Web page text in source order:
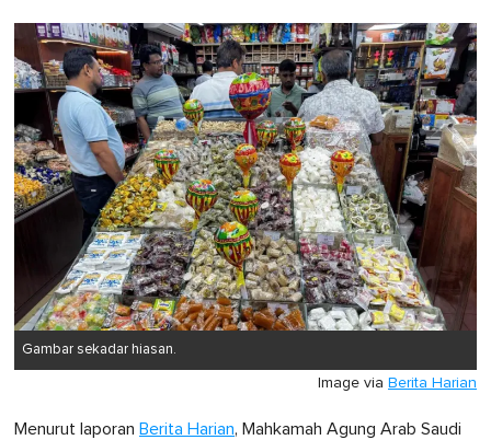
Gambar sekadar hiasan.
Image via Berita Harian
Menurut laporan Berita Harian, Mahkamah Agung Arab Saudi